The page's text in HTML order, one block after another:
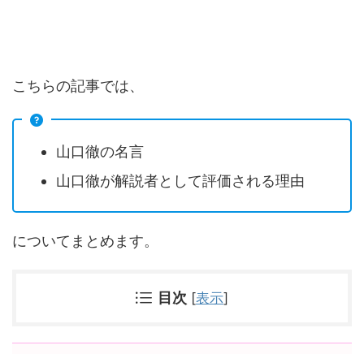
こちらの記事では、
山口徹の名言
山口徹が解説者として評価される理由
についてまとめます。
目次 [表示]